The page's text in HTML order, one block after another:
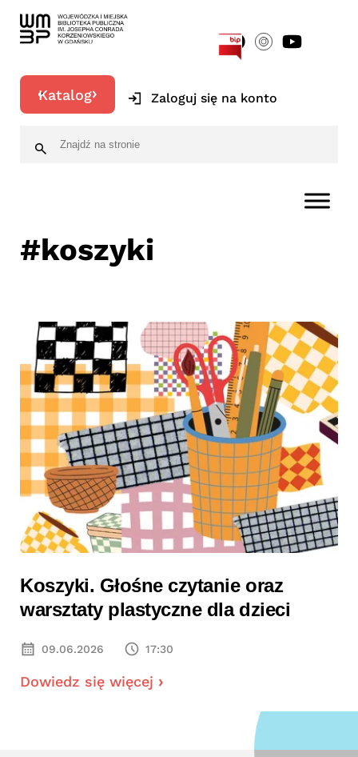
Katalog Zaloguj się na konto
#koszyki
Koszyki. Głośne czytanie oraz
warsztaty plastyczne dla dzieci
09.06.2026 17:30
Dowiedz się więcej